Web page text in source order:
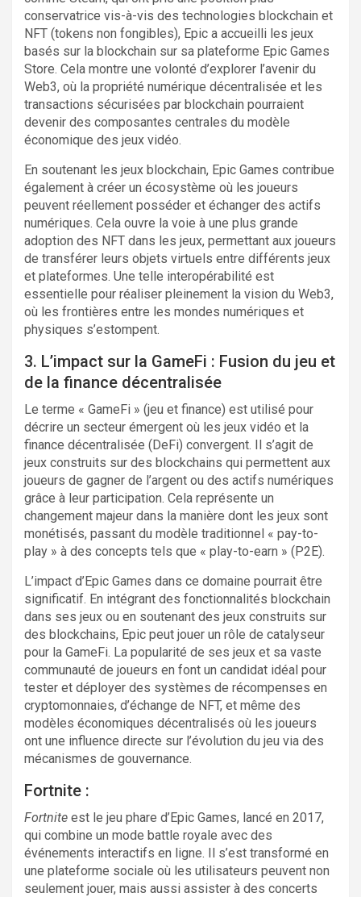
conservatrice vis-à-vis des technologies blockchain et
NFT (tokens non fongibles), Epic a accueilli les jeux
basés sur la blockchain sur sa plateforme Epic Games
Store. Cela montre une volonté d’explorer l’avenir du
Web3, où la propriété numérique décentralisée et les
transactions sécurisées par blockchain pourraient
devenir des composantes centrales du modèle
économique des jeux vidéo.
En soutenant les jeux blockchain, Epic Games contribue
également à créer un écosystème où les joueurs
peuvent réellement posséder et échanger des actifs
numériques. Cela ouvre la voie à une plus grande
adoption des NFT dans les jeux, permettant aux joueurs
de transférer leurs objets virtuels entre différents jeux
et plateformes. Une telle interopérabilité est
essentielle pour réaliser pleinement la vision du Web3,
où les frontières entre les mondes numériques et
physiques s’estompent.
3. L’impact sur la GameFi : Fusion du jeu et
de la finance décentralisée
Le terme « GameFi » (jeu et finance) est utilisé pour
décrire un secteur émergent où les jeux vidéo et la
finance décentralisée (DeFi) convergent. Il s’agit de
jeux construits sur des blockchains qui permettent aux
joueurs de gagner de l’argent ou des actifs numériques
grâce à leur participation. Cela représente un
changement majeur dans la manière dont les jeux sont
monétisés, passant du modèle traditionnel « pay-to-
play » à des concepts tels que « play-to-earn » (P2E).
L’impact d’Epic Games dans ce domaine pourrait être
significatif. En intégrant des fonctionnalités blockchain
dans ses jeux ou en soutenant des jeux construits sur
des blockchains, Epic peut jouer un rôle de catalyseur
pour la GameFi. La popularité de ses jeux et sa vaste
communauté de joueurs en font un candidat idéal pour
tester et déployer des systèmes de récompenses en
cryptomonnaies, d’échange de NFT, et même des
modèles économiques décentralisés où les joueurs
ont une influence directe sur l’évolution du jeu via des
mécanismes de gouvernance.
Fortnite :
Fortnite est le jeu phare d’Epic Games, lancé en 2017,
qui combine un mode battle royale avec des
événements interactifs en ligne. Il s’est transformé en
une plateforme sociale où les utilisateurs peuvent non
seulement jouer, mais aussi assister à des concerts